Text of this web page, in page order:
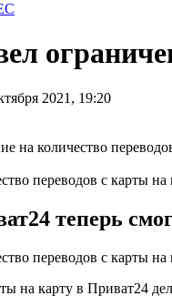
2021, 19:20
переводов с карты на
теперь
переводов с карты
на карту в Приват24